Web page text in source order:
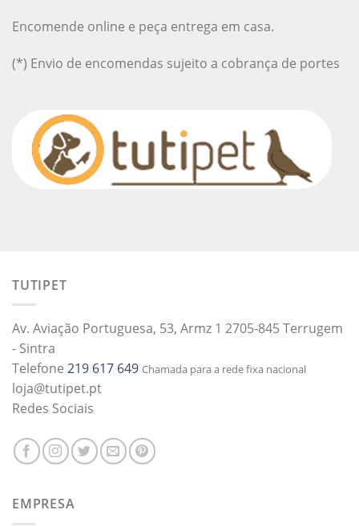
Encomende online e peça entrega em casa.
(*) Envio de encomendas sujeito a cobrança de portes
TUTIPET
Av. Aviação Portuguesa, 53, Armz 1 2705-845 Terrugem
- Sintra
Telefone 219 617 649 Chamada para a rede fixa nacional
loja@tutipet.pt
Redes Sociais
EMPRESA